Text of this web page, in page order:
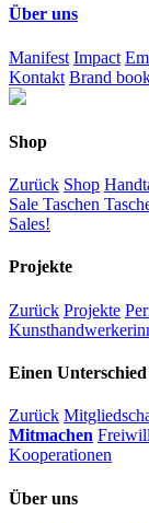
Über uns
Manifest Impact
Kontakt Brand
Shop
Zurück Shop
Sale Taschen
Sales!
Projekte
Zurück Projekte
Einen Unterschied
Zurück
Mitmachen
Kooperationen
Über uns